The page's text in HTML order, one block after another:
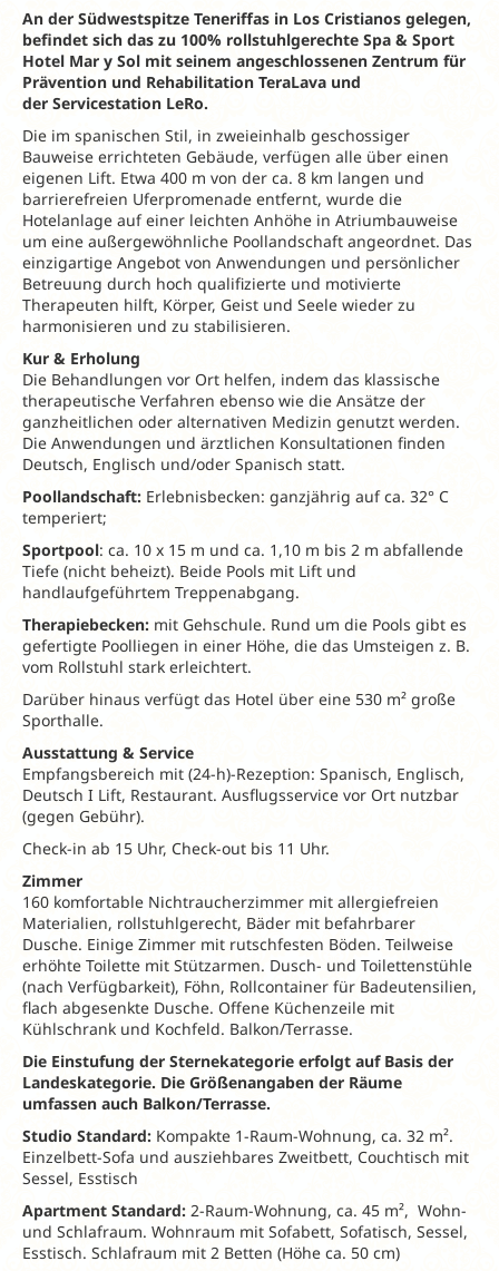
An der Südwestspitze Teneriffas in Los Cristianos gelegen,
befindet sich das zu 100% rollstuhlgerechte Spa & Sport
Hotel Mar y Sol mit seinem angeschlossenen Zentrum für
Prävention und Rehabilitation TeraLava und
der Servicestation LeRo.
Die im spanischen Stil, in zweieinhalb geschossiger
Bauweise errichteten Gebäude, verfügen alle über einen
eigenen Lift. Etwa 400 m von der ca. 8 km langen und
barrierefreien Uferpromenade entfernt, wurde die
Hotelanlage auf einer leichten Anhöhe in Atriumbauweise
um eine außergewöhnliche Poollandschaft angeordnet. Das
einzigartige Angebot von Anwendungen und persönlicher
Betreuung durch hoch qualifizierte und motivierte
Therapeuten hilft, Körper, Geist und Seele wieder zu
harmonisieren und zu stabilisieren.
Kur & Erholung
Die Behandlungen vor Ort helfen, indem das klassische
therapeutische Verfahren ebenso wie die Ansätze der
ganzheitlichen oder alternativen Medizin genutzt werden.
Die Anwendungen und ärztlichen Konsultationen finden
Deutsch, Englisch und/oder Spanisch statt.
Poollandschaft: Erlebnisbecken: ganzjährig auf ca. 32° C
temperiert;
Sportpool: ca. 10 x 15 m und ca. 1,10 m bis 2 m abfallende
Tiefe (nicht beheizt). Beide Pools mit Lift und
handlaufgeführtem Treppenabgang.
Therapiebecken: mit Gehschule. Rund um die Pools gibt es
gefertigte Poolliegen in einer Höhe, die das Umsteigen z. B.
vom Rollstuhl stark erleichtert.
Darüber hinaus verfügt das Hotel über eine 530 m² große
Sporthalle.
Ausstattung & Service
Empfangsbereich mit (24-h)-Rezeption: Spanisch, Englisch,
Deutsch I Lift, Restaurant. Ausflugsservice vor Ort nutzbar
(gegen Gebühr).
Check-in ab 15 Uhr, Check-out bis 11 Uhr.
Zimmer
160 komfortable Nichtraucherzimmer mit allergiefreien
Materialien, rollstuhlgerecht, Bäder mit befahrbarer
Dusche. Einige Zimmer mit rutschfesten Böden. Teilweise
erhöhte Toilette mit Stützarmen. Dusch- und Toilettenstühle
(nach Verfügbarkeit), Föhn, Rollcontainer für Badeutensilien,
flach abgesenkte Dusche. Offene Küchenzeile mit
Kühlschrank und Kochfeld. Balkon/Terrasse.
Die Einstufung der Sternekategorie erfolgt auf Basis der
Landeskategorie. Die Größenangaben der Räume
umfassen auch Balkon/Terrasse.
Studio Standard: Kompakte 1-Raum-Wohnung, ca. 32 m².
Einzelbett-Sofa und ausziehbares Zweitbett, Couchtisch mit
Sessel, Esstisch
Apartment Standard: 2-Raum-Wohnung, ca. 45 m², Wohn-
und Schlafraum. Wohnraum mit Sofabett, Sofatisch, Sessel,
Esstisch. Schlafraum mit 2 Betten (Höhe ca. 50 cm)